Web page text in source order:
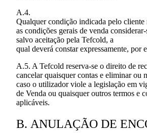
A.4.
Qualquer condição indicada pelo cliente
as condições gerais de venda considerar-
salvo aceitação pela Tefcold, a
qual deverá constar expressamente, por
A.5. A Tefcold reserva-se o direito de
cancelar quaisquer contas e eliminar ou
caso o utilizador viole a legislação em
de Venda ou quaisquer outros termos e
aplicáveis.
B. ANULAÇÃO DE